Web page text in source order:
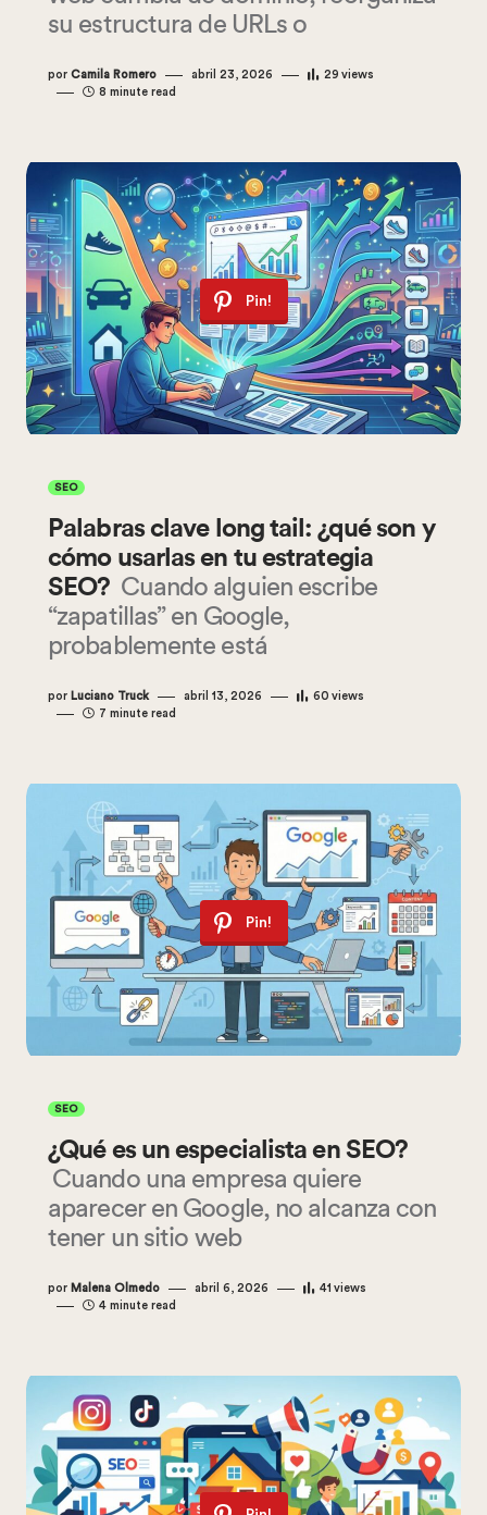
su estructura de URLs o
por Camila Romero abril 23, 2026 29 views
8 minute read
Pin!
SEO
Palabras clave long tail: ¿qué son y
cómo usarlas en tu estrategia
SEO? Cuando alguien escribe
“zapatillas” en Google,
probablemente está
por Luciano Truck abril 13, 2026 60 views
7 minute read
Pin!
SEO
¿Qué es un especialista en SEO?
Cuando una empresa quiere
aparecer en Google, no alcanza con
tener un sitio web
por Malena Olmedo abril 6, 2026 41 views
4 minute read